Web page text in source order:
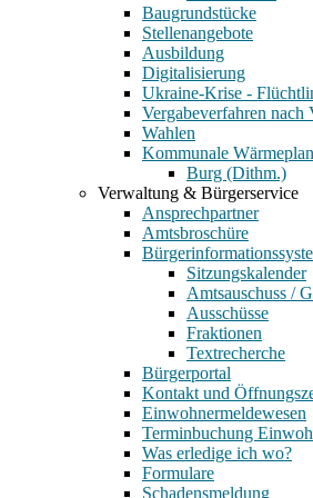
Baugrundstücke
Stellenangebote
Ausbildung
Digitalisierung
Ukraine-Krise -
Vergabeverfahren
Wahlen
Kommunale
Burg (Dithm.)
Verwaltung & Bürgerservice
Ansprechpartner
Amtsbroschüre
Sitzungskalender
Amtsauschuss /
Ausschüsse
Fraktionen
Textrecherche
Bürgerportal
Kontakt und
Einwohnermeldewesen
Terminbuchung
Was erledige ich wo?
Formulare
Schadensmeldung